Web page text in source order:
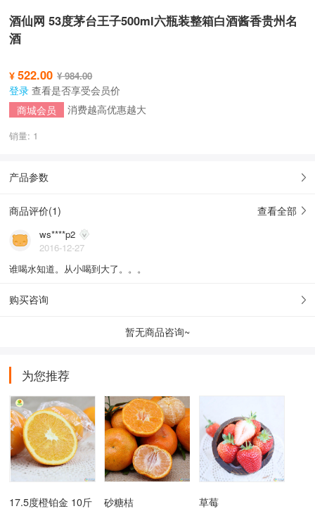
酒仙网 53度茅台王子500ml六瓶装整箱白酒酱香贵州名
酒
¥522.00 ¥ 984.00
登录 查看是否享受会员价
商城会员
消费越高优惠越大
销量: 1
产品参数
商品评价(1) 查看全部
ws****p2
2016-12-27
谁喝水知道。从小喝到大了。。。
购买咨询
暂无商品咨询~
为您推荐
17.5度橙铂金 10斤 砂糖桔 草莓